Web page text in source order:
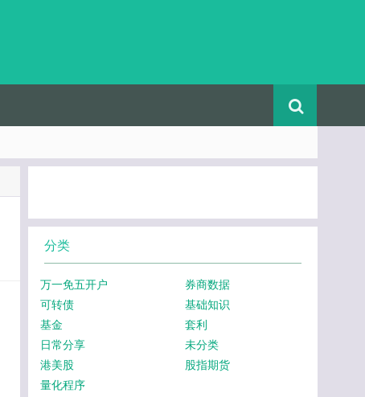
分类
万一免五开户
券商数据
可转债
基础知识
基金
套利
日常分享
未分类
港美股
股指期货
量化程序